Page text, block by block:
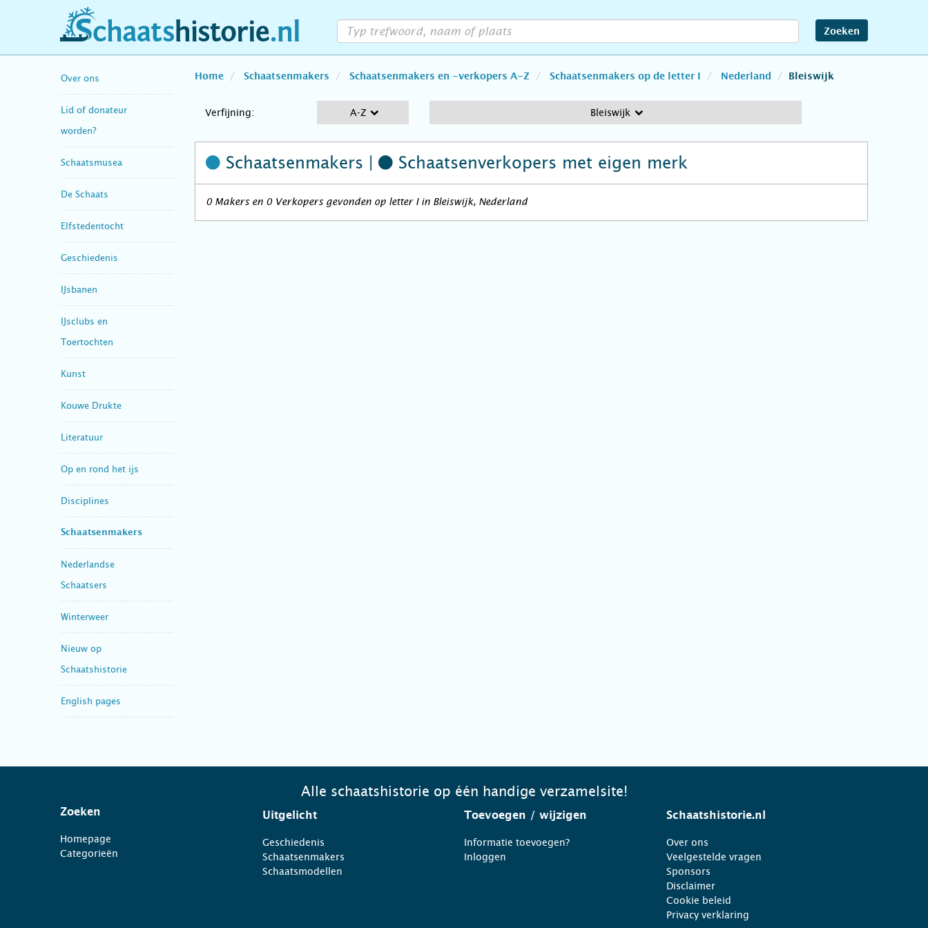
schaatshistorie.nl Zoeken
Over ons
Lid of donateur
worden?
Schaatsmusea
De Schaats
Elfstedentocht
Geschiedenis
IJsbanen
IJsclubs en
Toertochten
Kunst
Kouwe Drukte
Literatuur
Op en rond het ijs
Disciplines
Schaatsenmakers
Nederlandse
Schaatsers
Winterweer
Nieuw op
Schaatshistorie
English pages
Home Schaatsenmakers Schaatsenmakers en -verkopers A-Z Schaatsenmakers op de letter I Nederland Bleiswijk
Verfijning: A-Z Bleiswijk
Schaatsenmakers | Schaatsenverkopers met eigen merk
0 Makers en 0 Verkopers gevonden op letter I in Bleiswijk, Nederland
Alle schaatshistorie op één handige verzamelsite!
Zoeken
Homepage
Categorieën
Uitgelicht
Geschiedenis
Schaatsenmakers
Schaatsmodellen
Toevoegen / wijzigen
Informatie toevoegen?
Inloggen
Schaatshistorie.nl
Over ons
Veelgestelde vragen
Sponsors
Disclaimer
Cookie beleid
Privacy verklaring